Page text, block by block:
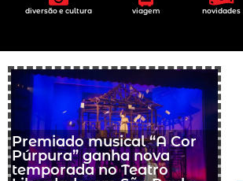
diversão e cultura viagem novidades
Premiado musical “A Cor
Púrpura” ganha nova
temporada no Teatro